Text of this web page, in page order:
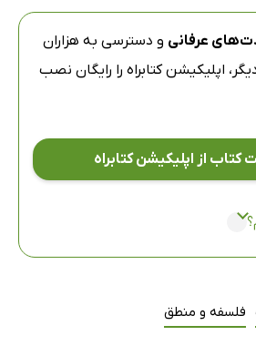
عرفانی و دسترسی به هزاران
اپلیکیشن کتابراه را رایگان نصب
کتاب از اپلیکیشن کتابراه
فلسفه و منطق